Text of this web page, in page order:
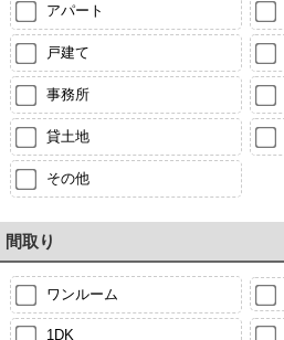
アパート
戸建て
事務所
貸土地
その他
間取り
ワンルーム
1DK